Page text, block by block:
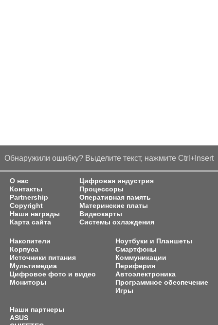
Обнаружили ошибку? Выделите текст, нажмите Ctrl+Insert
О нас
Контакты
Partnership
Copyright
Наши награды
Карта сайта
Цифровая индустрия
Процессоры
Оперативная память
Материнские платы
Видеокарты
Системы охлаждения
Накопители
Корпуса
Источники питания
Мультимедиа
Цифровое фото и видео
Мониторы
Ноутбуки и Планшеты
Смартфоны
Коммуникации
Периферия
Автоэлектроника
Программное обеспечение
Игры
Наши партнеры
ASUS